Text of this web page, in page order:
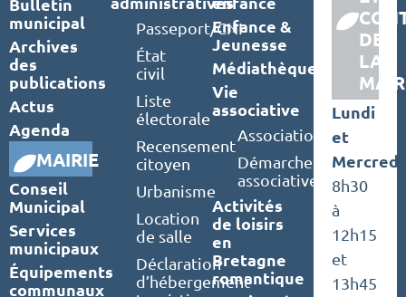
Bulletin
municipal
Archives
des
publications
Actus
Agenda
MAIRIE
Conseil
Municipal
Services
municipaux
Équipements
communaux
Passeport/CNI
État
civil
Liste
électorale
Recensement
citoyen
Urbanisme
Location
de salle
Déclaration
d’hébergement
Enfance &
Jeunesse
Médiathèque
Vie
associative
Associations
Démarches
associatives
Activités
de loisirs
en
Bretagne
romantique
DE
LA
Lundi
et
Mercredi
8h30
à
12h15
et
13h45